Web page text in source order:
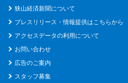
狭山経済新聞について
プレスリリース・情報提供はこちらから
アクセスデータの利用について
お問い合わせ
広告のご案内
スタッフ募集